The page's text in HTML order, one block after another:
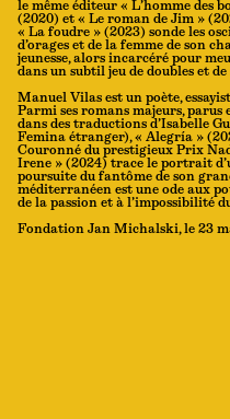
le même éditeur « L’homme des
(2020) et « Le roman de Jim »
« La foudre » (2023) sonde les
d’orages et de la femme de son
jeunesse, alors incarcéré pour
dans un subtil jeu de doubles et de
Manuel Vilas est un poète,
Parmi ses romans majeurs,
dans des traductions d’Isabelle
Femina étranger), « Alegría »
Couronné du prestigieux Prix
Irene » (2024) trace le portrait
poursuite du fantôme de son
méditerranéen est une ode aux
de la passion et à l’impossibilité
Fondation Jan Michalski, le 23